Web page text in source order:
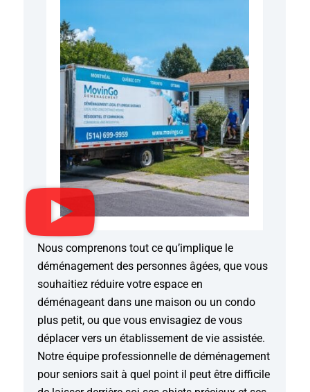
Nous comprenons tout ce qu’implique le
déménagement des personnes âgées, que vous
souhaitiez réduire votre espace en
déménageant dans une maison ou un condo
plus petit, ou que vous envisagiez de vous
déplacer vers un établissement de vie assistée.
Notre équipe professionnelle de déménagement
pour seniors sait à quel point il peut être difficile